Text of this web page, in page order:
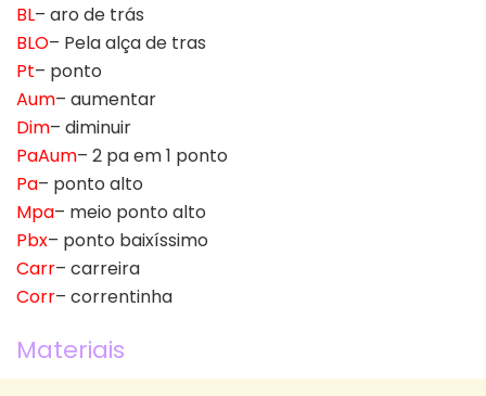
BL– aro de trás
BLO– Pela alça de tras
Pt– ponto
Aum– aumentar
Dim– diminuir
PaAum– 2 pa em 1 ponto
Pa– ponto alto
Mpa– meio ponto alto
Pbx– ponto baixíssimo
Carr– carreira
Corr– correntinha
Materiais